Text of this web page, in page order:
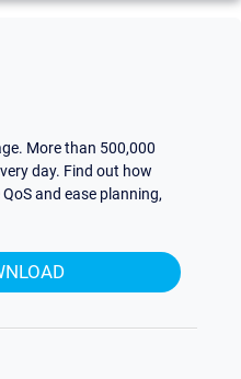
More than 500,000
day. Find out how
and ease planning,